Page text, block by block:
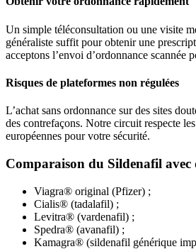
Un simple téléconsultation ou une visite
généraliste suffit pour obtenir une
acceptons l’envoi d’ordonnance scannée
Risques de plateformes non régulées
L’achat sans ordonnance sur des sites
des contrefaçons. Notre circuit respecte
européennes pour votre sécurité.
Comparaison du Sildenafil avec
Viagra® original (Pfizer) ;
Cialis® (tadalafil) ;
Levitra® (vardenafil) ;
Spedra® (avanafil) ;
Kamagra® (sildenafil générique